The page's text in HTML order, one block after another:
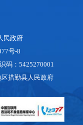
民政府
号-8
码：5425270001
措勤县人民政府